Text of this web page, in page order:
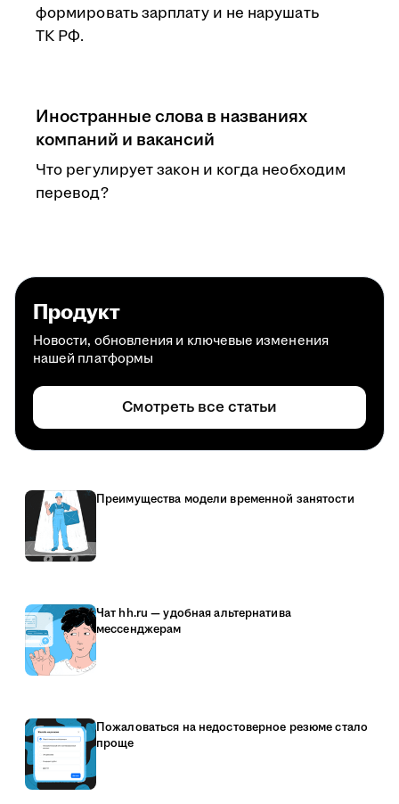
формировать зарплату и не нарушать
ТК РФ.
Иностранные слова в названиях
компаний и вакансий
Что регулирует закон и когда необходим
перевод?
Продукт
Новости, обновления и ключевые изменения
нашей платформы
Смотреть все статьи
Преимущества модели временной занятости
Чат hh.ru — удобная альтернатива
мессенджерам
Пожаловаться на недостоверное резюме стало
проще